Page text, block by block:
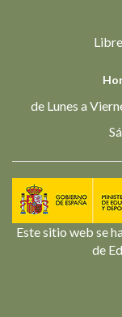
de Lunes a
Este sitio web se
de